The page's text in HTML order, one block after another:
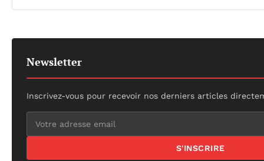
Newsletter
Inscrivez-vous pour recevoir nos derniers articles
S'INSCRIRE